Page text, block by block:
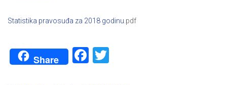
Statistika pravosuđa za 2018 godinu .pdf
Share Facebook